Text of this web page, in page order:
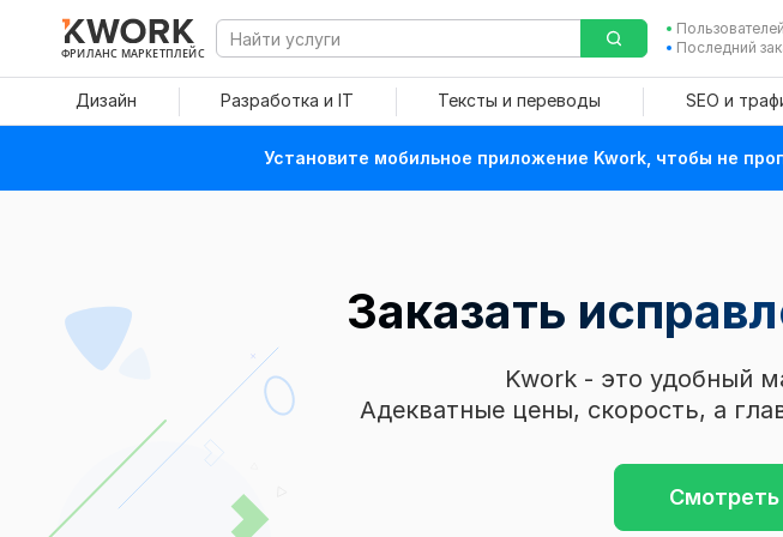
ФРИЛАНС МАРКЕТПЛЕЙС
Последний
Дизайн Разработка и IT Тексты и переводы SEO и
Установите мобильное приложение Kwork, чтобы не
Заказать
Kwork - это удобный
Адекватные цены, скорость, а
Смотреть